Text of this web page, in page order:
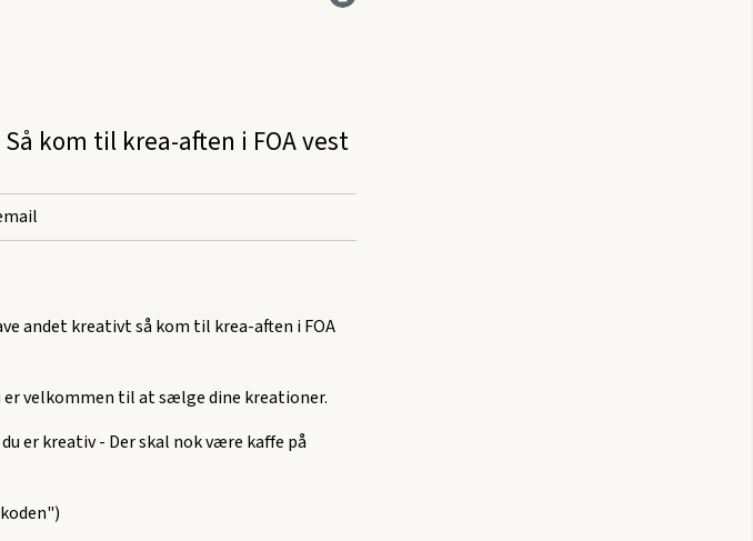
kom til krea-aften i FOA vest
andet kreativt så kom til krea-aften i FOA
velkommen til at sælge dine kreationer.
er kreativ - Der skal nok være kaffe på